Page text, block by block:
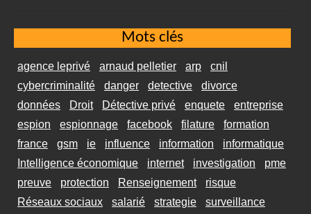
Mots clés
agence leprivé arnaud pelletier arp
cnil
cybercriminalité
danger detective
divorce
données
Droit Détective privé enquete
entreprise
espion
espionnage facebook filature
formation
france
gsm ie influence information
informatique
Intelligence économique
internet investigation
pme
preuve
protection Renseignement
risque
Réseaux sociaux
salarié strategie surveillance